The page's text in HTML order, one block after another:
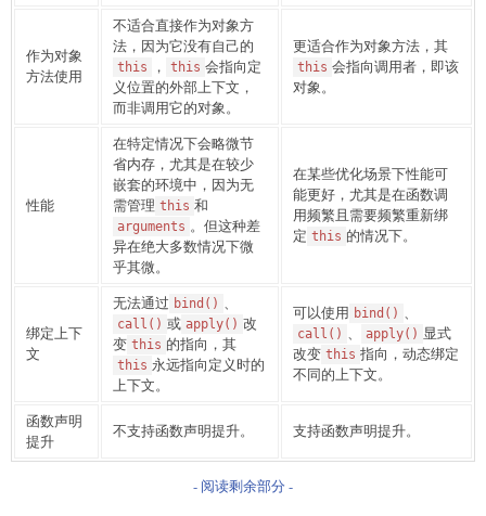
作为对象
方法使用
不适合直接作为对象方
法，因为它没有自己的
this ， this 会指向定
义位置的外部上下文，
而非调用它的对象。
更适合作为对象方法，其
this 会指向调用者，即该
对象。
性能
在特定情况下会略微节
省内存，尤其是在较少
嵌套的环境中，因为无
需管理 this 和
arguments 。但这种差
异在绝大多数情况下微
乎其微。
在某些优化场景下性能可
能更好，尤其是在函数调
用频繁且需要频繁重新绑
定 this 的情况下。
绑定上下
文
无法通过 bind() 、
call() 或 apply() 改
变 this 的指向，其
this 永远指向定义时的
上下文。
可以使用 bind() 、
call() 、 apply() 显式
改变 this 指向，动态绑定
不同的上下文。
函数声明
提升
不支持函数声明提升。 支持函数声明提升。
- 阅读剩余部分 -